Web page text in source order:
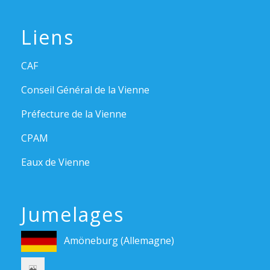
Liens
CAF
Conseil Général de la Vienne
Préfecture de la Vienne
CPAM
Eaux de Vienne
Jumelages
Amöneburg (Allemagne)